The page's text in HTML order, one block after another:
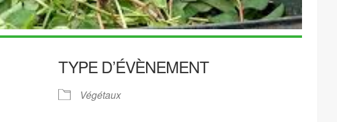
TYPE D’ÉVÈNEMENT
Végétaux